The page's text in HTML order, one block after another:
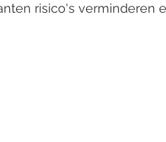
risico's verminderen